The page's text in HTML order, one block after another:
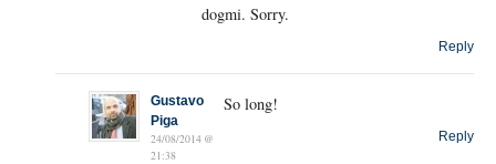
dogmi. Sorry.
Reply
Gustavo
Piga
24/08/2014 @
21:38
So long!
Reply